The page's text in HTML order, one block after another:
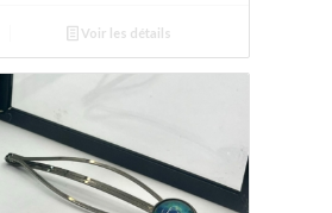
Voir les détails